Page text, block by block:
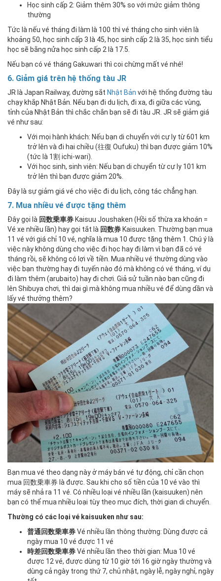
Học sinh cấp 2: Giảm thêm 30% so với mức giảm thông
thường
Tức là nếu vé tháng đi làm là 100 thì vé tháng cho sinh viên là
khoảng 50, học sinh cấp 3 là 45, học sinh cấp 2 là 35, học sinh tiểu
học sẽ bằng nửa học sinh cấp 2 là 17.5.
Nếu bạn có vé tháng Gakuwari thì coi chừng mất vé nhé!
6. Giảm giá trên hệ thống tàu JR
JR là Japan Railway, đường sắt Nhật Bản với hệ thống đường tàu
chạy khắp Nhật Bản. Nếu bạn đi du lịch, đi xa, đi giữa các vùng,
tỉnh của Nhật Bản thì chắc chắn bạn sẽ đi tàu JR. JR sẽ giảm giá
vé như sau:
Với mọi hành khách: Nếu bạn di chuyển với cự ly từ 601 km
trở lên và đi hai chiều (往復 Oufuku) thì bạn được giảm 10%
(tức là 1割 ichi-wari).
Với học sinh, sinh viên: Nếu bạn di chuyển từ cự ly 101 km
trở lên thì bạn được giảm 20%.
Đây là sự giảm giá vé cho việc đi du lịch, công tác chẳng hạn.
7. Mua nhiều vé được tặng thêm
Đây gọi là 回数乗車券 Kaisuu Joushaken (Hồi số thừa xa khoán =
Vé xe nhiều lần) hay gọi tắt là 回数券 Kaisuuken. Thường bạn mua
11 vé với giá chỉ 10 vé, nghĩa là mua 10 được tặng thêm 1. Chú ý là
việc này không dùng cho việc đi học hay đi làm vì bạn đã có vé
tháng rồi, sẽ không có lợi về tiền. Mua nhiều vé thường dùng vào
việc bạn thường hay đi tuyến nào đó mà không có vé tháng, ví dụ
đi làm thêm (arubaito) hay đi chơi. Giả sử tuần nào bạn cũng đi
lên Shibuya chơi, thì dại gì mà không mua nhiều vé để dùng dần và
lấy vé thưởng thêm?
Bạn mua vé theo dạng này ở máy bán vé tự động, chỉ cần chọn
mua 回数乗車券 là được. Sau khi cho số tiền của 10 vé vào thì
máy sẽ nhả ra 11 vé. Có nhiều loại vé nhiều lần (kaisuuken) nên
bạn có thể mua nhiều loại tùy theo mục đích, thời gian di chuyển.
Thường có các loại vé kaisuuken như sau:
普通回数乗車券Vé nhiều lần thông thường: Dùng được cả
ngày mua 10 vé được 11 vé
時差回数乗車券Vé nhiều lần theo thời gian: Mua 10 vé
được 12 vé, được dùng từ 10 giờ tới 16 giờ ngày thường và
dùng cả ngày trong thứ 7, chủ nhật, ngày lễ, ngày nghỉ, ngày